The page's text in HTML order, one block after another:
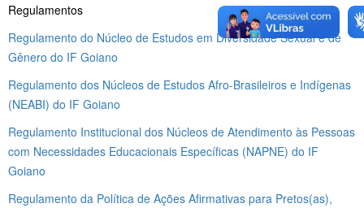
Regulamentos
Regulamento do Núcleo de Estudos em Diversidade Sexual e de
Gênero do IF Goiano
Regulamento dos Núcleos de Estudos Afro-Brasileiros e Indígenas
(NEABI) do IF Goiano
Regulamento Institucional dos Núcleos de Atendimento às Pessoas
com Necessidades Educacionais Específicas (NAPNE) do IF
Goiano
Regulamento da Política de Ações Afirmativas para Pretos(as),